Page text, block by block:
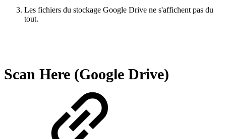
Les fichiers du stockage Google Drive ne s'affichent pas du
tout.
Scan Here (Google Drive)